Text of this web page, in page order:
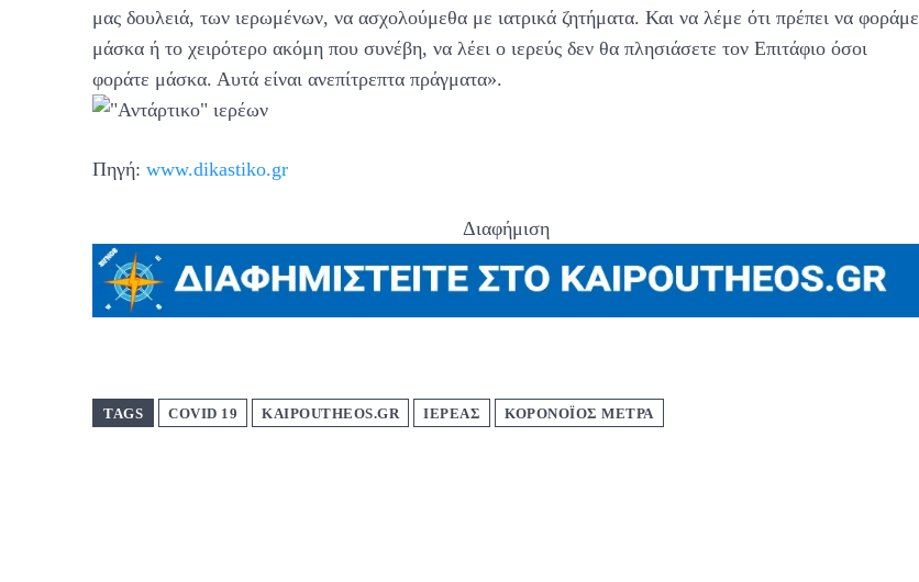
μας δουλειά, των ιερωμένων, να ασχολούμεθα με ιατρικά ζητήματα. Και να λέμε ότι πρέπει να φοράμε
μάσκα ή το χειρότερο ακόμη που συνέβη, να λέει ο ιερεύς δεν θα πλησιάσετε τον Επιτάφιο όσοι
φοράτε μάσκα. Αυτά είναι ανεπίτρεπτα πράγματα».
Πηγή: www.dikastiko.gr
Διαφήμιση
TAGS COVID 19 KAIPOUTHEOS.GR ΙΕΡΕΑΣ ΚΟΡΟΝΟΪΟΣ ΜΕΤΡΑ